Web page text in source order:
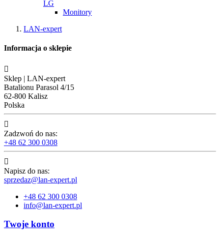
LG
Monitory
LAN-expert
Informacja o sklepie

Sklep | LAN-expert
Batalionu Parasol 4/15
62-800 Kalisz
Polska

Zadzwoń do nas:
+48 62 300 0308

Napisz do nas:
sprzedaz@lan-expert.pl
+48 62 300 0308
info@lan-expert.pl
Twoje konto